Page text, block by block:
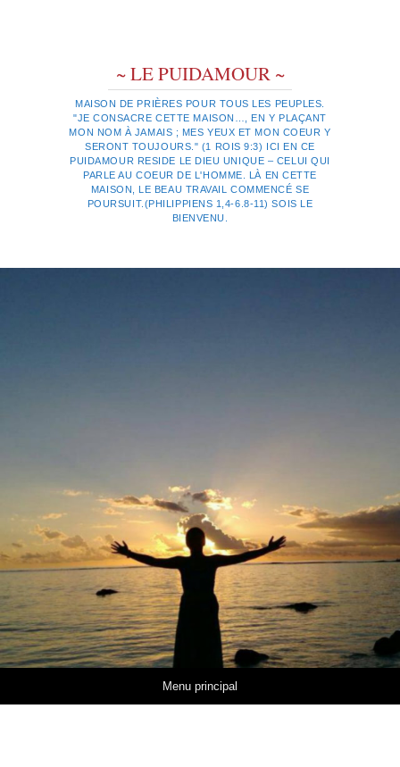
~ LE PUIDAMOUR ~
MAISON DE PRIÈRES POUR TOUS LES PEUPLES.
"JE CONSACRE CETTE MAISON…, EN Y PLAÇANT
MON NOM À JAMAIS ; MES YEUX ET MON COEUR Y
SERONT TOUJOURS." (1 ROIS 9:3) ICI EN CE
PUIDAMOUR RESIDE LE DIEU UNIQUE – CELUI QUI
PARLE AU COEUR DE L'HOMME. LÀ EN CETTE
MAISON, LE BEAU TRAVAIL COMMENCÉ SE
POURSUIT.(PHILIPPIENS 1,4-6.8-11) SOIS LE
BIENVENU.
Menu principal